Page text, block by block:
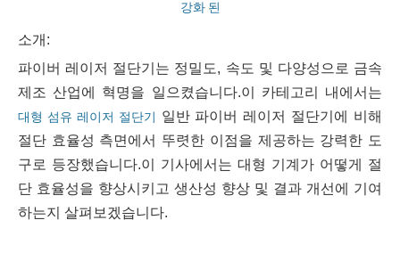
강화 된
소개:
파이버 레이저 절단기는 정밀도, 속도 및 다양성으로 금속
제조 산업에 혁명을 일으켰습니다.이 카테고리 내에서는
대형 섬유 레이저 절단기 일반 파이버 레이저 절단기에 비해
절단 효율성 측면에서 뚜렷한 이점을 제공하는 강력한 도
구로 등장했습니다.이 기사에서는 대형 기계가 어떻게 절
단 효율성을 향상시키고 생산성 향상 및 결과 개선에 기여
하는지 살펴보겠습니다.